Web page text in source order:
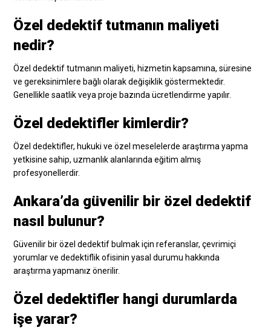
Özel dedektif tutmanın maliyeti
nedir?
Özel dedektif tutmanın maliyeti, hizmetin kapsamına, süresine
ve gereksinimlere bağlı olarak değişiklik göstermektedir.
Genellikle saatlik veya proje bazında ücretlendirme yapılır.
Özel dedektifler kimlerdir?
Özel dedektifler, hukuki ve özel meselelerde araştırma yapma
yetkisine sahip, uzmanlık alanlarında eğitim almış
profesyonellerdir.
Ankara’da güvenilir bir özel dedektif
nasıl bulunur?
Güvenilir bir özel dedektif bulmak için referanslar, çevrimiçi
yorumlar ve dedektiflik ofisinin yasal durumu hakkında
araştırma yapmanız önerilir.
Özel dedektifler hangi durumlarda
işe yarar?